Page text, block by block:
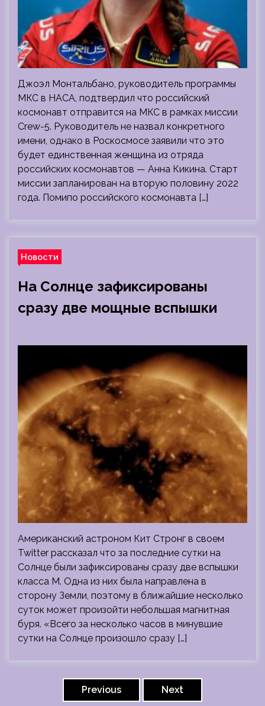
Джоэл Монтальбано, руководитель программы
МКС в НАСА, подтвердил что российский
космонавт отправится на МКС в рамках миссии
Crew-5. Руководитель не назвал конкретного
имени, однако в Роскосмосе заявили что это
будет единственная женщина из отряда
российских космонавтов — Анна Кикина. Старт
миссии запланирован на вторую половину 2022
года. Помипо российского космонавта […]
Новости
На Солнце зафиксированы
сразу две мощные вспышки
Американский астроном Кит Стронг в своем
Twitter рассказал что за последние сутки на
Солнце были зафиксированы сразу две вспышки
класса М. Одна из них была направлена в
сторону Земли, поэтому в ближайшие несколько
суток может произойти небольшая магнитная
буря. «Всего за несколько часов в минувшие
сутки на Солнце произошло сразу […]
Previous Next